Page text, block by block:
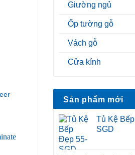
Giường ngủ
Ốp tường gỗ
Vách gỗ
Cửa kính
Sản phẩm mới
Tủ Kệ
SGD